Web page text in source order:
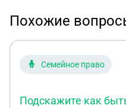
Похожие
Семейное право
Подскажите как